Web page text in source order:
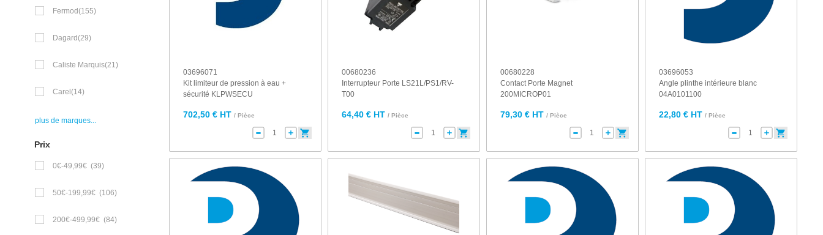
Fermod(155)
Dagard(29)
Caliste Marquis(21)
Carel (14)
plus de marques...
Prix
0€-49,99€ (39)
50€-199,99€ (106)
200€-499,99€ (84)
03696071
Kit limiteur de pression à eau +
sécurité KLPWSECU
702,50 € HT / Pièce
00680236
Interrupteur Porte LS21L/PS1/RV-
T00
64,40 € HT / Pièce
00680228
Contact Porte Magnet
200MICROP01
79,30 € HT / Pièce
03696053
Angle plinthe intérieure blanc
04A0101100
22,80 € HT / Pièce